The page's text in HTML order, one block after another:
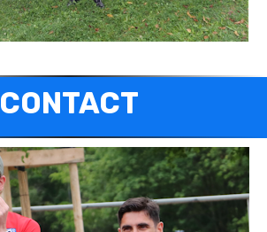
CONTACT